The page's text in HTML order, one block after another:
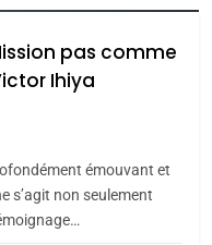
ET RÉSILIENTE :
JE REVENDIQUE
par Thérèse
MANQUE –
pas comme
Ihiya
émouvant et
s’agit non seulement